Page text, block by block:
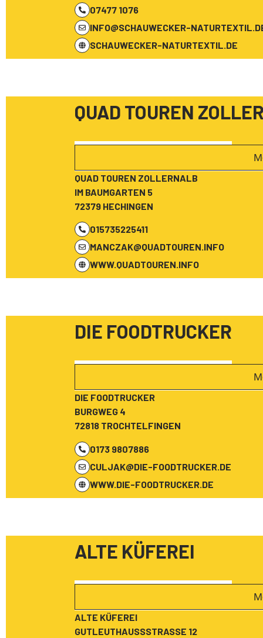
07477 1076
INFO@SCHAUWECKER-
SCHAUWECKER-NATURTEXTIL.DE
QUAD TOUREN
QUAD TOUREN ZOLLERNALB
IM BAUMGARTEN 5
72379 HECHINGEN
015735225411
MANCZAK@QUADTOUREN.INFO
WWW.QUADTOUREN.INFO
DIE FOODTRUCKER
DIE FOODTRUCKER
BURGWEG 4
72818 TROCHTELFINGEN
0173 9807886
CULJAK@DIE-FOODTRUCKER.DE
WWW.DIE-FOODTRUCKER.DE
ALTE KÜFEREI
ALTE KÜFEREI
GUTLEUTHAUSSSTRASSE 12